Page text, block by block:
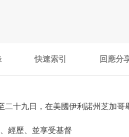
快速索引 回應分
十九日，在美國伊利諾州芝加哥
經歷、並享受基督